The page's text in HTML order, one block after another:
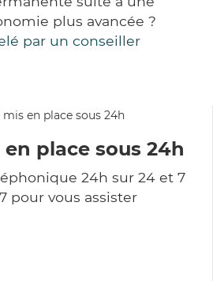
plus avancée ?
par un conseiller
en place sous 24h
24h sur 24 et 7
pour vous assister